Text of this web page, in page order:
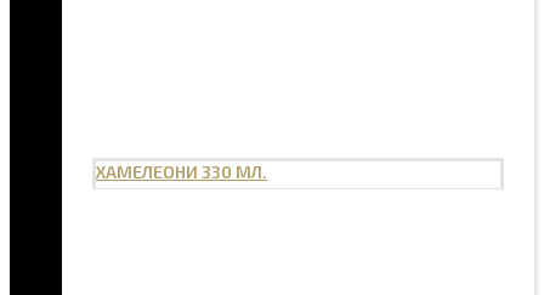
ХАМЕЛЕОНИ 330 МЛ.